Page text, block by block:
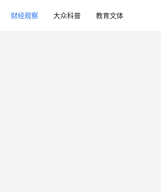
财经观察 大众科普 教育文体